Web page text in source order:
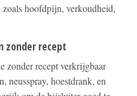
hoofdpijn, verkoudheid,
zonder recept
zonder recept verkrijgbaar
neusspray, hoestdrank, en